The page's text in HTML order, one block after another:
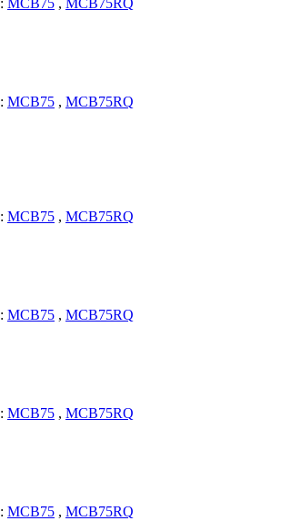
MCB75 , MCB75RQ
MCB75 , MCB75RQ
MCB75 , MCB75RQ
MCB75 , MCB75RQ
MCB75 , MCB75RQ